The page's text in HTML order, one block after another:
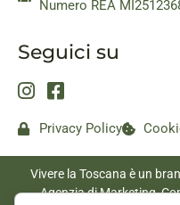
Numero REA
Seguici su
Privacy Policy
Vivere la Toscana è un
Agenzia di Marketing,